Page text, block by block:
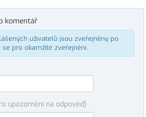
komentář
uživatelů jsou zveřejněny po
se pro okamžité zveřejnění.
upozornění na odpověď)